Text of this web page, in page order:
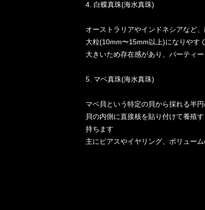
4. 白蝶真珠(海水真珠)
オーストラリアやインドネシアなど
大粒(10mm〜15mm以上)になりやす
大きいため存在感があり、パーティ
5. マベ真珠(海水真珠)
マベ貝という特定の貝から採れる半
貝の内側に直接核を貼り付けて養殖
持ちます
主にピアスやイヤリング、ボリュー